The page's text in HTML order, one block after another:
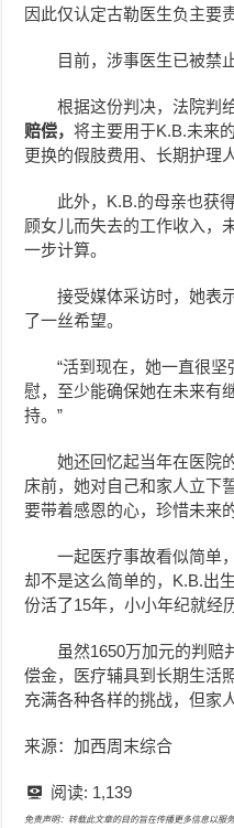
因此仅认定古勒医生负主要
目前，涉事医生已被禁
根据这份判决，法院判
赔偿，将主要用于K.B.未来
更换的假肢费用、长期护理
此外，K.B.的母亲也获
顾女儿而失去的工作收入，
一步计算。
接受媒体采访时，她表
了一丝希望。
“活到现在，她一直很
慰，至少能确保她在未来有
持。”
她还回忆起当年在医院
床前，她对自己和家人立下
要带着感恩的心，珍惜未来
一起医疗事故看似简单
却不是这么简单的，K.B.出
份活了15年，小小年纪就经
虽然1650万加元的判赔
偿金，医疗辅具到长期生活
充满各种各样的挑战，但家
来源：加西周末综合
阅读: 1,139
免责声明：转载此文章的目的旨在传播更多信息以服